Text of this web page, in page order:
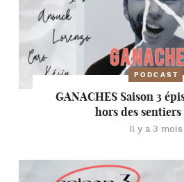
PODCAST
GANACHES Saison 3
hors des
Il y a 3 mois